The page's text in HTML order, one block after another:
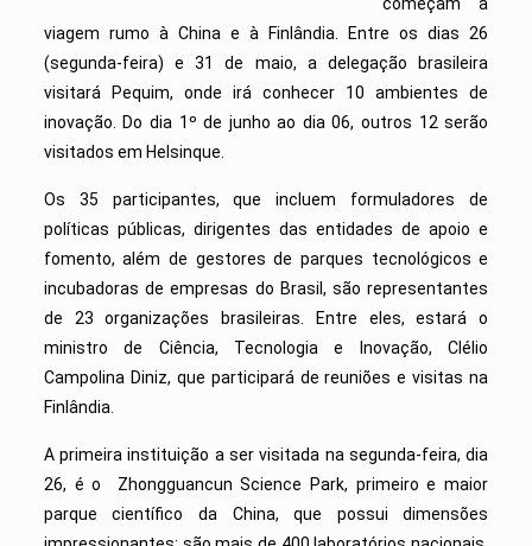
viagem rumo à China e à Finlândia. Entre os dias 26
(segunda-feira) e 31 de maio, a delegação brasileira
visitará Pequim, onde irá conhecer 10ambientes de
inovação . Do dia 1º de junho ao dia 06, outros 12 serão
visitados em Helsinque.
Os 35 participantes, que incluem formu­ladores de
políticas públicas, dirigentes das entidades de apoio e
fomento, além de ges­tores de parques tecnológicos e
incubadoras de empresas do Brasil, são representantes
de 23 organizações brasileiras. Entre eles, estará o
ministro de Ciência, Tecnologia e Inovação, Clélio
Campolina Diniz, que participará de reuniões e visitas na
Finlândia.
A primeira instituição a ser visitada na segunda-feira, dia
26, é o Zhongguancun Science Park, primeiro e maior
parque científi­co da China, que possui dimensões